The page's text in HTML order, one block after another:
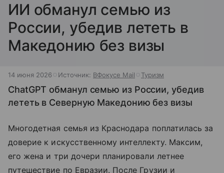
ИИ обманул семью из
России, убедив лететь в
Македонию без визы
14 июня 2026 Источник: ВФокусе Mail Туризм
ChatGPT обманул семью из России, убедив
лететь в Северную Македонию без визы
Многодетная семья из Краснодара поплатилась за
доверие к искусственному интеллекту. Максим,
его жена и три дочери планировали летнее
путешествие по Евразии. После Грузии и